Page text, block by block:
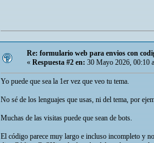
Re: formulario web para envios con
«Respuesta #2 en:30 Mayo 2026, 00:10
Yo puede que sea la 1er vez que veo tu tema.
No sé de los lenguajes que usas, ni del tema, por
Muchas de las visitas puede que sean de bots.
El código parece muy largo e incluso incompleto y